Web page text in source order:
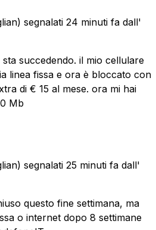
segnalati 24 minuti fa dall'
succedendo. il mio cellulare
linea fissa e ora è bloccato con
di € 15 al mese. ora mi hai
Mb
segnalati 25 minuti fa dall'
questo fine settimana, ma
o internet dopo 8 settimane